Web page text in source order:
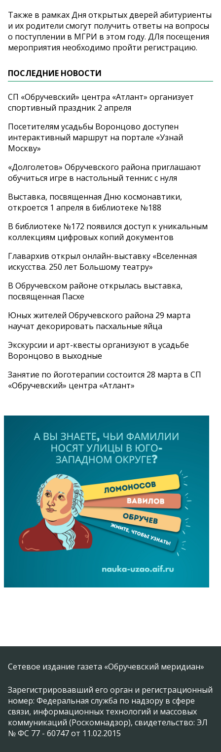
Также в рамках Дня открытых дверей абитуриенты
и их родители смогут получить ответы на вопросы
о поступлении в МГРИ в этом году. ДЛя посещения
мероприятия необходимо пройти регистрацию.
ПОСЛЕДНИЕ НОВОСТИ
СП «Обручевский» центра «Атлант» организует
спортивный праздник 2 апреля
Посетителям усадьбы Воронцово доступен
интерактивный маршрут на портале «Узнай
Москву»
«Долголетов» Обручевского района приглашают
обучиться игре в настольный теннис с нуля
Выставка, посвященная Дню космонавтики,
откроется 1 апреля в библиотеке №188
В библиотеке №172 появился доступ к уникальным
коллекциям цифровых копий документов
Главархив открыл онлайн-выставку «Вселенная
искусства. 250 лет Большому театру»
В Обручевском районе открылась выставка,
посвященная Пасхе
Юных жителей Обручевского района 29 марта
научат декорировать пасхальные яйца
Экскурсии и арт-квесты организуют в усадьбе
Воронцово в выходные
Занятие по йоготерапии состоится 28 марта в СП
«Обручевский» центра «Атлант»
Сетевое издание газета «Обручевский меридиан»
Зарегистрировавший его орган и регистрационный
номер: Федеральная служба по надзору в сфере
связи, информационных технологий и массовых
коммуникаций (Роскомнадзор), свидетельство: ЭЛ
№ ФС 77 - 60747 от 11.02.2015